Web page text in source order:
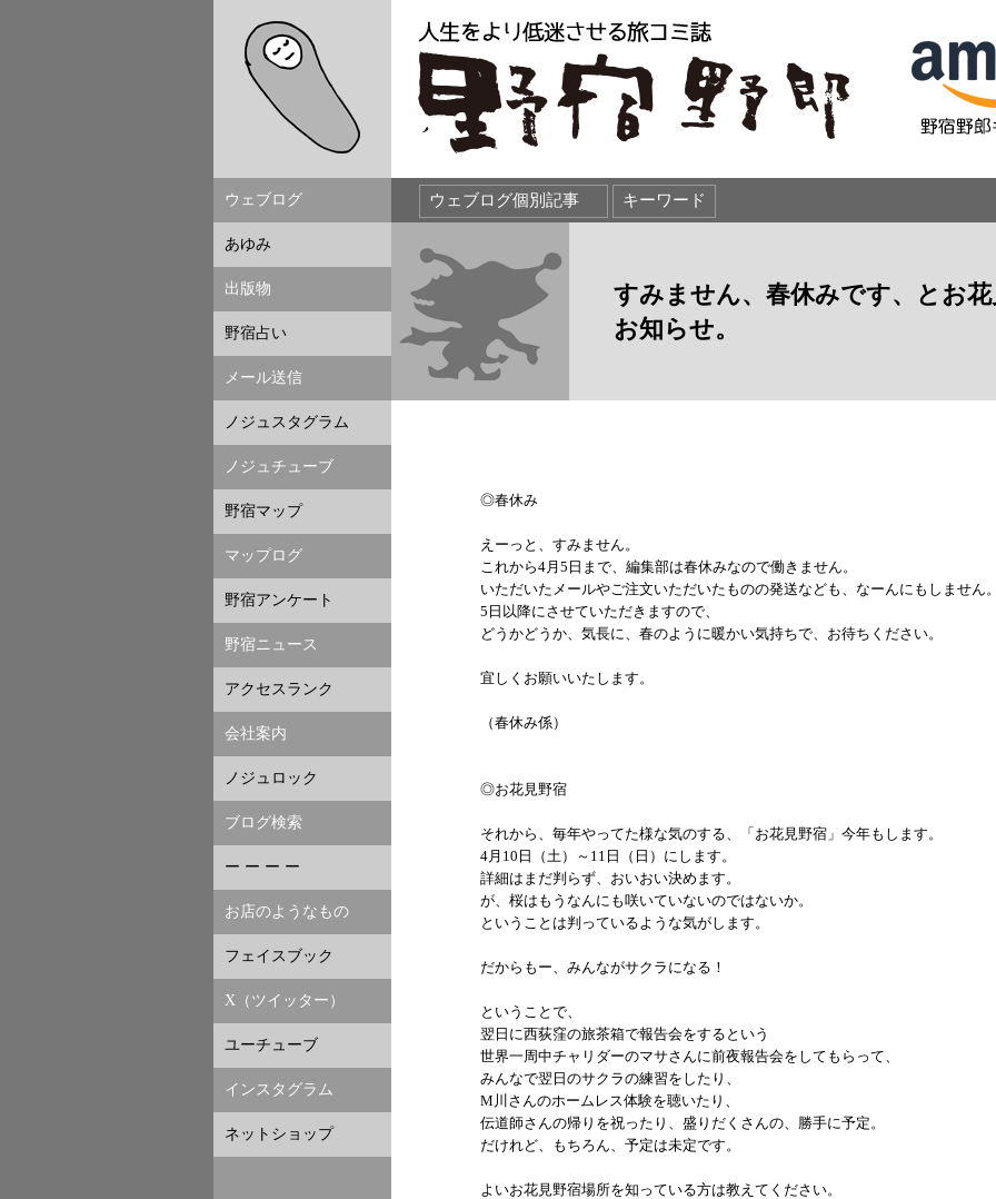
ウェブログ
あゆみ
出版物
野宿占い
メール送信
ノジュスタグラム
ノジュチューブ
野宿マップ
マップログ
野宿アンケート
野宿ニュース
アクセスランク
会社案内
ノジュロック
ブログ検索
ー ー ー ー
お店のようなもの
フェイスブック
X（ツイッター）
ユーチューブ
インスタグラム
ネットショップ
すみません、春休みです、とお
お知らせ。
◎春休み
えーっと、すみません。
これから4月5日まで、編集部は春休みなので働きません。
いただいたメールやご注文いただいたものの発送なども、なーんにもしません
5日以降にさせていただきますので、
どうかどうか、気長に、春のように暖かい気持ちで、お待ちください。
宜しくお願いいたします。
（春休み係）
◎お花見野宿
それから、毎年やってた様な気のする、「お花見野宿」今年もします。
4月10日（土）～11日（日）にします。
詳細はまだ判らず、おいおい決めます。
が、桜はもうなんにも咲いていないのではないか。
ということは判っているような気がします。
だからもー、みんながサクラになる！
ということで、
翌日に西荻窪の旅茶箱で報告会をするという
世界一周中チャリダーのマサさんに前夜報告会をしてもらって、
みんなで翌日のサクラの練習をしたり、
M川さんのホームレス体験を聴いたり、
伝道師さんの帰りを祝ったり、盛りだくさんの、勝手に予定。
だけれど、もちろん、予定は未定です。
よいお花見野宿場所を知っている方は教えてください。